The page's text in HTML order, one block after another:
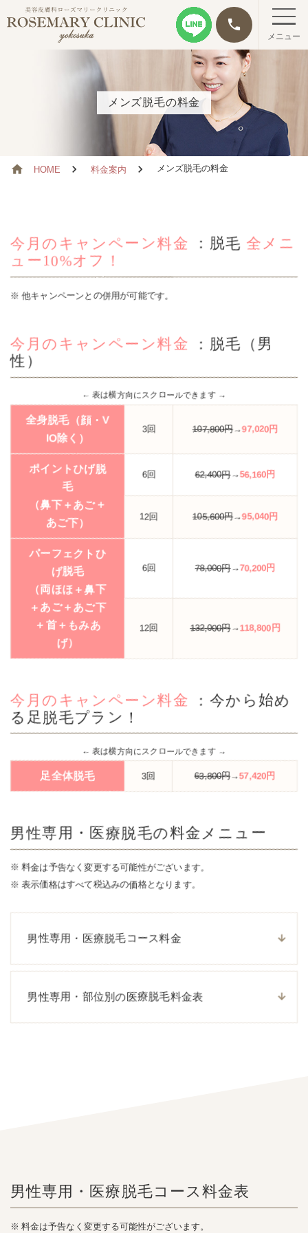
phone
メニュー
メンズ脱毛の料金
HOME 料金案内 メンズ脱毛の料金
今月のキャンペーン料金 ：脱毛 全メニ
ュー10%オフ！
他キャンペーンとの併用が可能です。
今月のキャンペーン料金
：脱毛（男
性）
全身脱毛（顔・V
IO除く）
3回 107,800円→97,020円
ポイントひげ脱
毛
（鼻下＋あご＋
あご下）
6回 62,400円→56,160円
12回 105,600円→95,040円
パーフェクトひ
げ脱毛
（両ほほ＋鼻下
＋あご＋あご下
＋首＋もみあ
げ）
6回 78,000円→70,200円
12回 132,000円→118,800円
今月のキャンペーン料金
：今から始め
る足脱毛プラン！
足全体脱毛 3回 63,800円→57,420円
男性専用・医療脱毛の料金メニュー
料金は予告なく変更する可能性がございます。
表示価格はすべて税込みの価格となります。
男性専用・医療脱毛コース料金
男性専用・部位別の医療脱毛料金表
男性専用・医療脱毛コース料金表
料金は予告なく変更する可能性がございます。